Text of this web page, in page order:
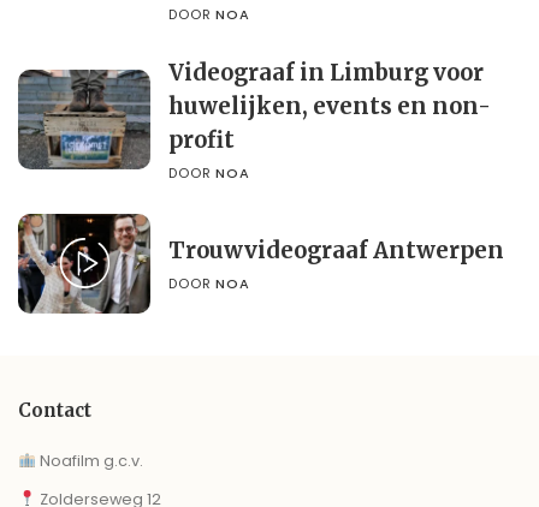
DOOR NOA
Videograaf in Limburg voor
huwelijken, events en non-
profit
DOOR NOA
Trouwvideograaf Antwerpen
DOOR NOA
Contact
Noafilm g.c.v.
Zolderseweg 12